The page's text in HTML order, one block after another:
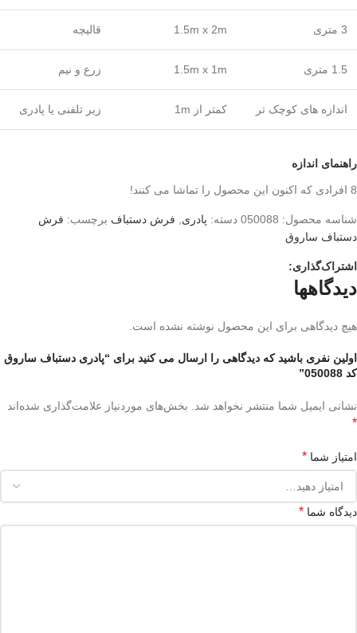
3 متری 1.5m x 2m قالیچه
1.5 متری 1.5m x 1m زرع و نیم
اندازه های کوچک تر کمتر از 1m زیر تلفنی یا پادری
راهنمای اندازه
8 افرادی که اکنون این محصول را تماشا می کنند!
شناسه محصول: 050088 دسته: پادری, فرش دستباف برچسب: فرش
دستباف ساروق
اشتراک‌گذاری:
دیدگاهها
هیچ دیدگاهی برای این محصول نوشته نشده است.
اولین نفری باشید که دیدگاهی را ارسال می کنید برای “پادری دستباف ساروق
کد 050088”
نشانی ایمیل شما منتشر نخواهد شد. بخش‌های موردنیاز علامت‌گذاری شده‌اند
*
امتیاز شما *
دیدگاه شما *